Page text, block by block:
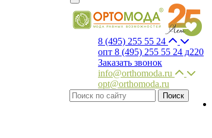
8 (495) 255 55 24
опт 8 (495) 255 55 24 д220
Заказать звонок
info@orthomoda.ru
opt@orthomoda.ru